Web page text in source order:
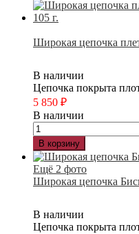
Широкая цепочка
В наличии
Цепочка покрыта
5 850 ₽
В наличии
В корзину
Ещё 2 фото
Широкая цепочка
В наличии
Цепочка покрыта